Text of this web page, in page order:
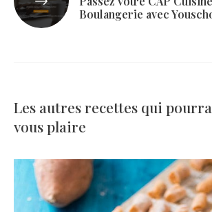
Boulangerie avec
Les autres recettes qui
vous plaire